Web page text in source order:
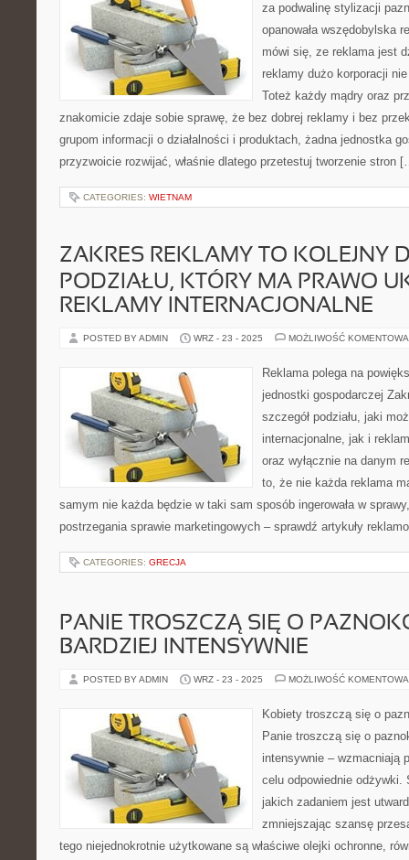
za podwalinę stylizacji
opanowała wszędobylska
mówi się, ze reklama jest
reklamy dużo korporacji
Toteż każdy mądry oraz
znakomicie zdaje sobie sprawę, że bez dobrej reklamy i bez
grupom informacji o działalności i produktach, żadna jednostka
przyzwoicie rozwijać, właśnie dlatego przetestuj tworzenie stron
CATEGORIES: WIETNAM
ZAKRES REKLAMY TO KOLEJNY
PODZIAŁU, KTÓRY MA PRAWO
REKLAMY INTERNACJONALNE
POSTED BY ADMIN WRZ - 23 - 2025 MOŻLIWOŚĆ
Reklama polega na
jednostki gospodarczej
szczegół podziału, jaki
internacjonalne, jak i
oraz wyłącznie na danym
to, że nie każda reklama
samym nie każda będzie w taki sam sposób ingerowała w
postrzegania sprawie marketingowych – sprawdź artykuły
CATEGORIES: GRECJA
PANIE TROSZCZĄ SIĘ O
BARDZIEJ INTENSYWNIE
POSTED BY ADMIN WRZ - 23 - 2025 MOŻLIWOŚĆ
Kobiety troszczą się o
Panie troszczą się o
intensywnie – wzmacniają
celu odpowiednie odżywki.
jakich zadaniem jest
zmniejszając szansę
tego niejednokrotnie użytkowane są właściwe olejki ochronne,